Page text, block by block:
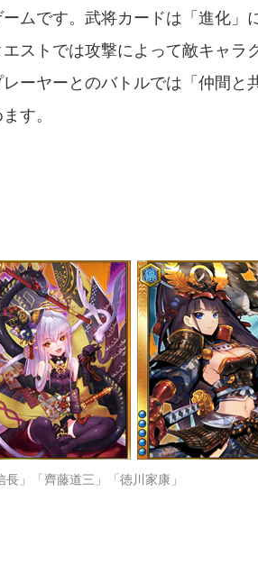
ムです。武将カードは「進化」
ストでは攻撃によって敵キャラ
ーヤーとのバトルでは「仲間と
す。
長」「齊藤道三」「徳川家康」